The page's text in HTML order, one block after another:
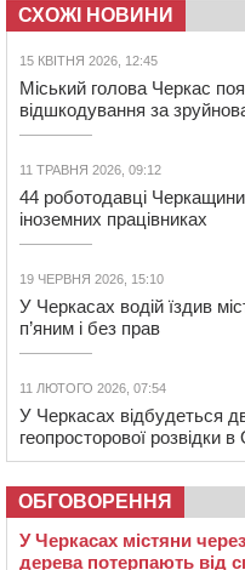
СХОЖІ НОВИНИ
15 КВІТНЯ 2026, 12:45
Міський голова Черкас
відшкодування за
11 ТРАВНЯ 2026, 09:12
44 роботодавці
іноземних працівниках
19 ЧЕРВНЯ 2026, 15:10
У Черкасах водій їздив
п’яним і без прав
11 ЛЮТОГО 2026, 07:54
У Черкасах відбудеться
геопросторової розвідки
ОБГОВОРЕННЯ
У Черкасах містяни
дерева потерпають від